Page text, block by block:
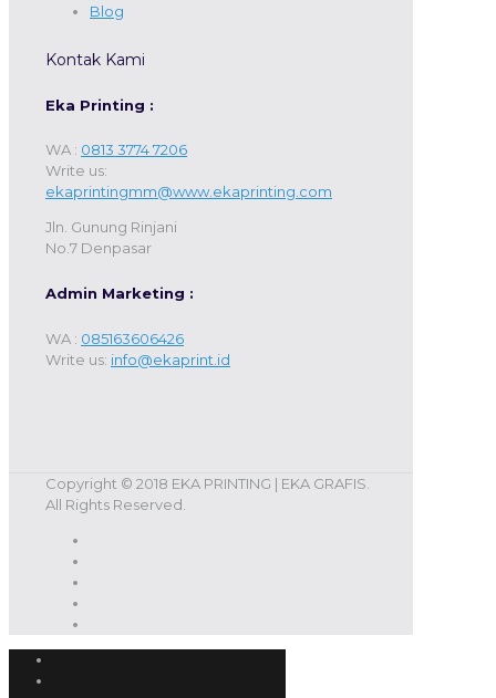
Blog
Kontak Kami
Eka Printing :
WA : 0813 3774 7206
Write us:
ekaprintingmm@www.ekaprinting.com
Jln. Gunung Rinjani
No.7 Denpasar
Admin Marketing :
WA : 085163606426
Write us: info@ekaprint.id
Copyright © 2018 EKA PRINTING | EKA GRAFIS.
All Rights Reserved.